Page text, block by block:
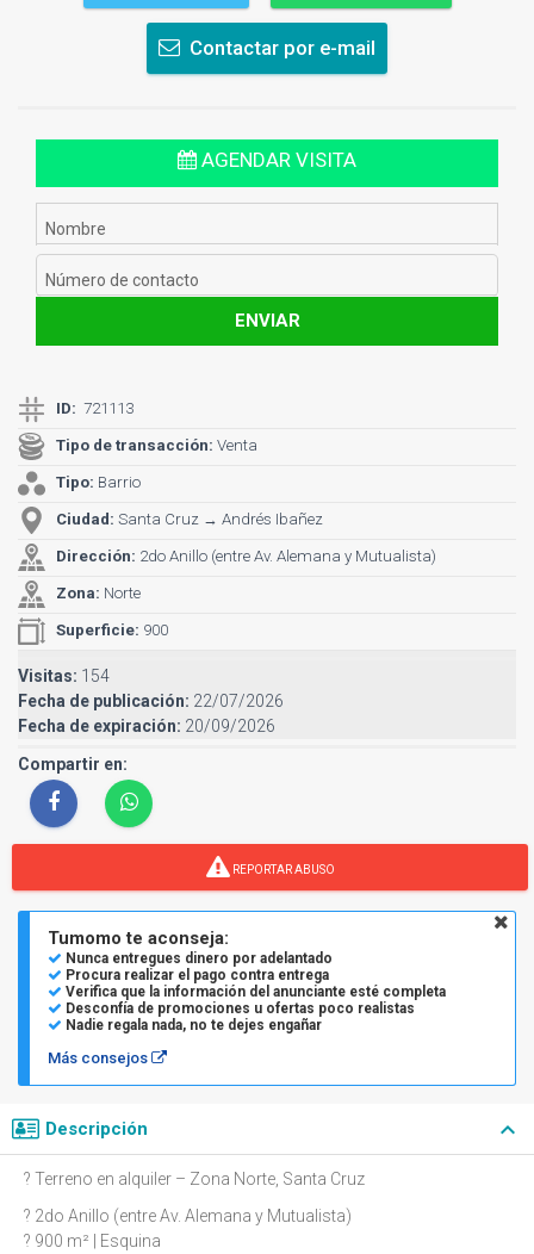
Contactar por e-mail
AGENDAR VISITA
ENVIAR
ID: 721113
Tipo de transacción: Venta
Tipo: Barrio
Ciudad: Santa Cruz → Andrés Ibañez
Dirección: 2do Anillo (entre Av. Alemana y Mutualista)
Zona: Norte
Superficie: 900
Visitas: 154
Fecha de publicación: 22/07/2026
Fecha de expiración: 20/09/2026
Compartir en:
REPORTAR ABUSO
Tumomo te aconseja:
Nunca entregues dinero por adelantado
Procura realizar el pago contra entrega
Verifica que la información del anunciante esté completa
Desconfía de promociones u ofertas poco realistas
Nadie regala nada, no te dejes engañar
Más consejos
Descripción keyboard_arrow_down
? Terreno en alquiler – Zona Norte, Santa Cruz
? 2do Anillo (entre Av. Alemana y Mutualista)
? 900 m² | Esquina